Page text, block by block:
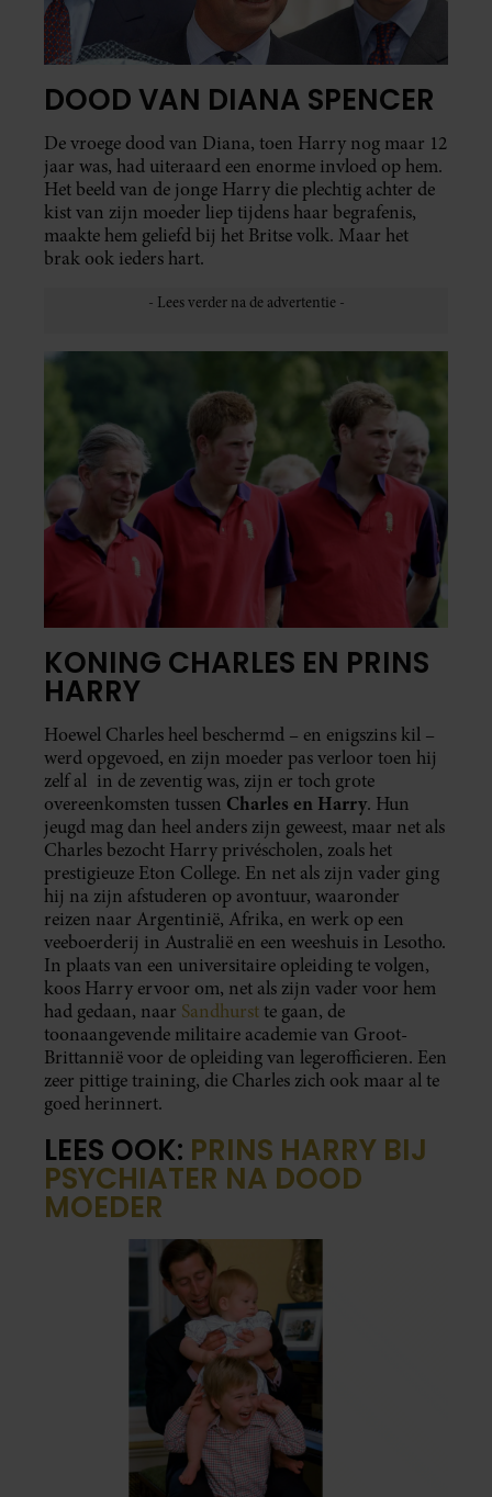
DOOD VAN DIANA SPENCER
De vroege dood van Diana, toen Harry nog maar 12
jaar was, had uiteraard een enorme invloed op hem.
Het beeld van de jonge Harry die plechtig achter de
kist van zijn moeder liep tijdens haar begrafenis,
maakte hem geliefd bij het Britse volk. Maar het
brak ook ieders hart.
KONING CHARLES EN PRINS
HARRY
Hoewel Charles heel beschermd – en enigszins kil –
werd opgevoed, en zijn moeder pas verloor toen hij
zelf al in de zeventig was, zijn er toch grote
overeenkomsten tussen Charles en Harry. Hun
jeugd mag dan heel anders zijn geweest, maar net als
Charles bezocht Harry privéscholen, zoals het
prestigieuze Eton College. En net als zijn vader ging
hij na zijn afstuderen op avontuur, waaronder
reizen naar Argentinië, Afrika, en werk op een
veeboerderij in Australië en een weeshuis in Lesotho.
In plaats van een universitaire opleiding te volgen,
koos Harry ervoor om, net als zijn vader voor hem
had gedaan, naar Sandhurst te gaan, de
toonaangevende militaire academie van Groot-
Brittannië voor de opleiding van legerofficieren. Een
zeer pittige training, die Charles zich ook maar al te
goed herinnert.
LEES OOK: PRINS HARRY BIJ
PSYCHIATER NA DOOD
MOEDER